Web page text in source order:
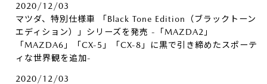
2020/12/03
マツダ、特別仕様車 「Black Tone Edition（ブラックトーン
エディション）」シリーズを発売 -「MAZDA2」
「MAZDA6」「CX-5」「CX-8」に黒で引き締めたスポーテ
ィな世界観を追加-
2020/12/03